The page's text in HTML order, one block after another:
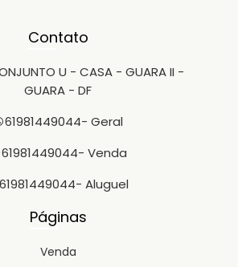
Contato
U - CASA - GUARA II -
GUARA - DF
61981449044- Geral
61981449044- Venda
61981449044- Aluguel
Páginas
Venda